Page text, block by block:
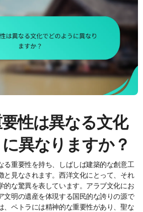
性は異なる文化
異なりますか？
る重要性を持ち、しばしば建築的な創意工
と見なされます。西洋文化にとって、それ
的な驚異を表しています。アラブ文化にお
文明の遺産を体現する国民的な誇りの源で
、ペトラには精神的な重要性があり、聖な